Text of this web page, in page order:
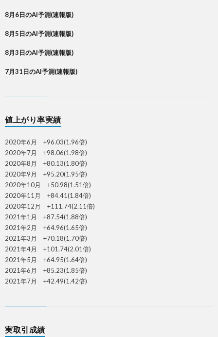
8月6日のAI予測(速報版)
8月5日のAI予測(速報版)
8月3日のAI予測(速報版)
7月31日のAI予測(速報版)
値上がり率実績
2020年6月 +96.03(1.96倍)
2020年7月 +98.06(1.98倍)
2020年8月 +80.13(1.80倍)
2020年9月 +95.20(1.95倍)
2020年10月 +50.98(1.51倍)
2020年11月 +84.41(1.84倍)
2020年12月 +111.74(2.11倍)
2021年1月 +87.54(1.88倍)
2021年2月 +64.96(1.65倍)
2021年3月 +70.18(1.70倍)
2021年4月 +101.74(2.01倍)
2021年5月 +64.95(1.64倍)
2021年6月 +85.23(1.85倍)
2021年7月 +42.49(1.42倍)
実取引成績